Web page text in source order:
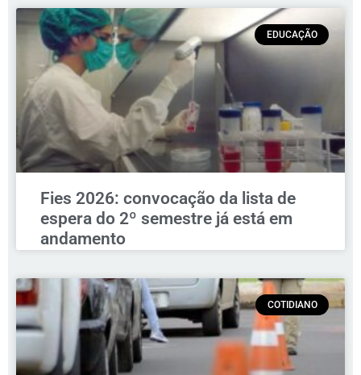
EDUCAÇÃO
Fies 2026: convocação da lista de
espera do 2º semestre já está em
andamento
COTIDIANO